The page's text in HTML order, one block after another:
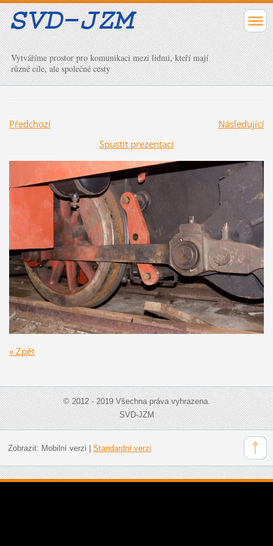
Vytváříme prostor pro komunikaci mezi lidmi, kteří mají
různé cíle, ale společné cesty
Předchozí
Následující
Spustit prezentaci
« Zpět
© 2012 - 2019 Všechna práva vyhrazena.
SVD-JZM
Zobrazit: Mobilní verzi Standardní verzi